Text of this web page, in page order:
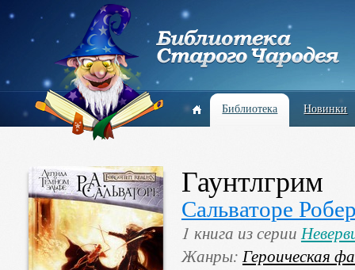
Библиотека Новинки
Гаунтлгрим
Сальваторе
1 книга из серии
Жанры: Героическая